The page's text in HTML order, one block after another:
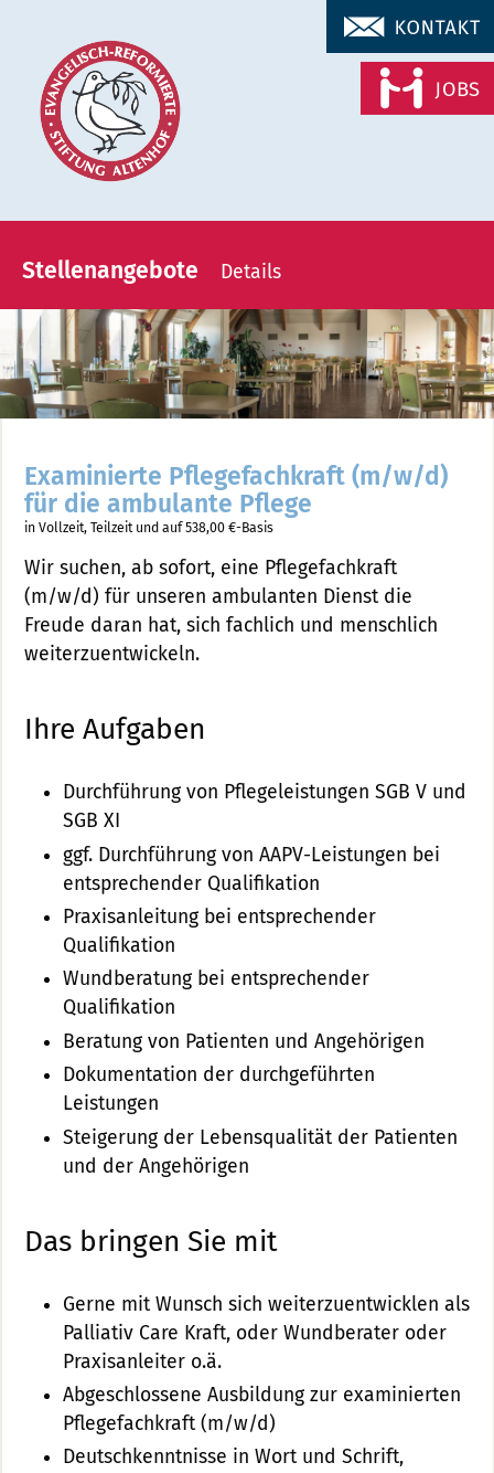
EVANGELISCH REFORMIERTE
STIFTUNG
ALTENHOF
Navigation
überspringen
Stellenangebote Details
Examinierte Pflegefachkraft (m/w/d)
für die ambulante Pflege
in Vollzeit, Teilzeit und auf 538,00 €-Basis
Wir suchen, ab sofort, eine Pflegefachkraft
(m/w/d) für unseren ambulanten Dienst die
Freude daran hat, sich fachlich und menschlich
weiterzuentwickeln.
Ihre Aufgaben
Durchführung von Pflegeleistungen SGB V und
SGB XI
ggf. Durchführung von AAPV-Leistungen bei
entsprechender Qualifikation
Praxisanleitung bei entsprechender
Qualifikation
Wundberatung bei entsprechender
Qualifikation
Beratung von Patienten und Angehörigen
Dokumentation der durchgeführten
Leistungen
Steigerung der Lebensqualität der Patienten
und der Angehörigen
Das bringen Sie mit
Gerne mit Wunsch sich weiterzuentwicklen als
Palliativ Care Kraft, oder Wundberater oder
Praxisanleiter o.ä.
Abgeschlossene Ausbildung zur examinierten
Pflegefachkraft (m/w/d)
Deutschkenntnisse in Wort und Schrift,